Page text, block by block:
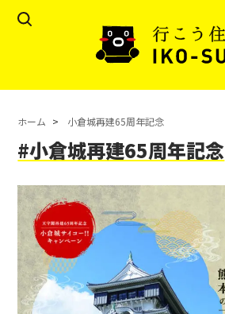
ホーム 小倉城再建65周年記念
#小倉城再建65周年記念